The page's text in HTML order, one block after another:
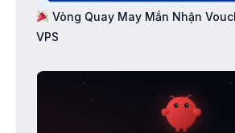
Vòng Quay May Mắn Nhận
VPS